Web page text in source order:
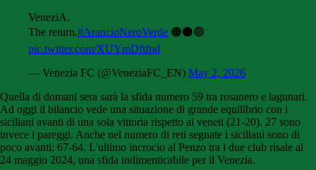
VeneziA.
The return.#ArancioNeroVerde 🟠⚫🟢
pic.twitter.com/XUYmDftfpd
— Venezia FC (@VeneziaFC_EN) May 2, 2026
Quella di domani sera sarà la sfida numero 59 tra rosanero e lagunari.
Ad oggi il bilancio vede una situazione di grande equilibrio con i
siciliani avanti di una sola vittoria rispetto ai veneti (21-20). 27 sono
invece i pareggi. Anche nel numero di reti segnate i siciliani sono di
poco avanti: 67-64. L'ultimo incrocio al Penzo tra i due club risale al
24 maggio 2024, una sfida indimenticabile per il Venezia.